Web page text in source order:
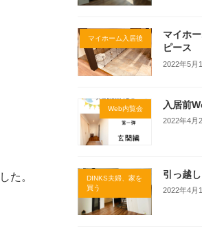
た。
マイホーム入居後
マイホ
ピース
2022年5月
Web内覧会 入居前
2022年4月
DINKS夫婦、家を
買う
引っ越
2022年4月